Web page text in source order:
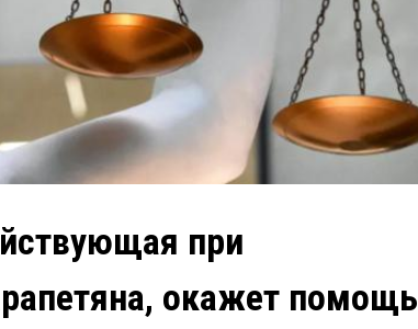
при
окажет помощь